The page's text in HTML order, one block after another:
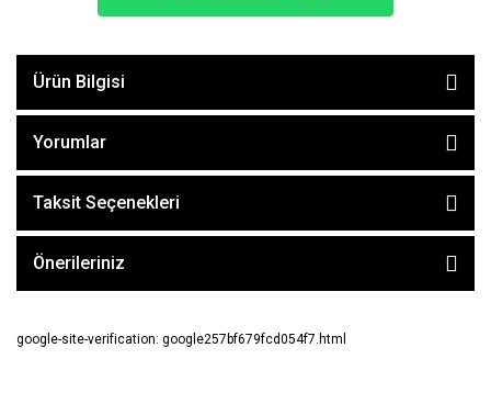
Ürün Bilgisi
Yorumlar
Taksit Seçenekleri
Önerileriniz
google-site-verification: google257bf679fcd054f7.html